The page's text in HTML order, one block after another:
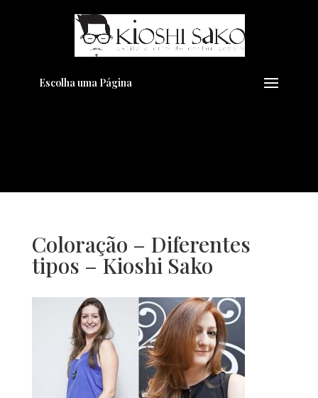
Escolha uma Página
Coloração – Diferentes
tipos – Kioshi Sako
Pensando em transformar seu
Visual??